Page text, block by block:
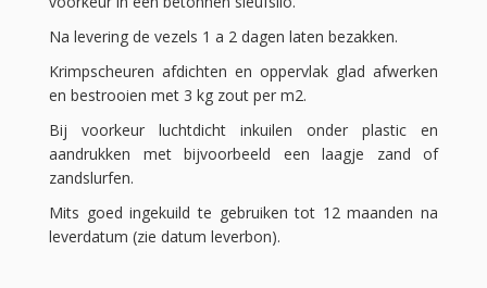
Na levering de vezels 1 a 2 dagen laten bezakken.
Krimpscheuren afdichten en oppervlak glad afwerken
en bestrooien met 3 kg zout per m2.
Bij voorkeur luchtdicht inkuilen onder plastic en
aandrukken met bijvoorbeeld een laagje zand of
zandslurfen.
Mits goed ingekuild te gebruiken tot 12 maanden na
leverdatum (zie datum leverbon).